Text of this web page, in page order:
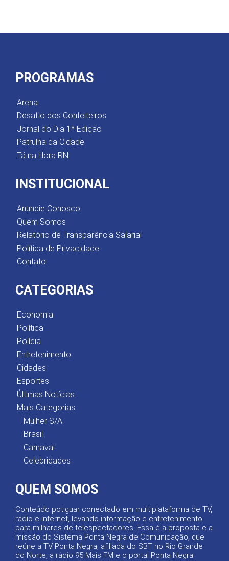
PROGRAMAS
Arena
Desafio dos Confeiteiros
Jornal do Dia 1ª Edição
Patrulha da Cidade
Tá na Hora RN
INSTITUCIONAL
Anuncie Conosco
Quem Somos
Relatório de Transparência Salarial
Política de Privacidade
Contato
CATEGORIAS
Economia
Política
Polícia
Entretenimento
Cidades
Esportes
Últimas Notícias
Mais Categorias
Mulher S/A
Brasil
Carnaval
Celebridades
QUEM SOMOS
Conteúdo potiguar conectado em multiplataforma de TV,
rádio e internet, levando informação e entretenimento
para milhares de telespectadores. Essa é a proposta e a
missão do Sistema Ponta Negra de Comunicação, que
reúne a TV Ponta Negra, afiliada do SBT no Rio Grande
do Norte, a rádio 95 Mais FM e o portal Ponta Negra